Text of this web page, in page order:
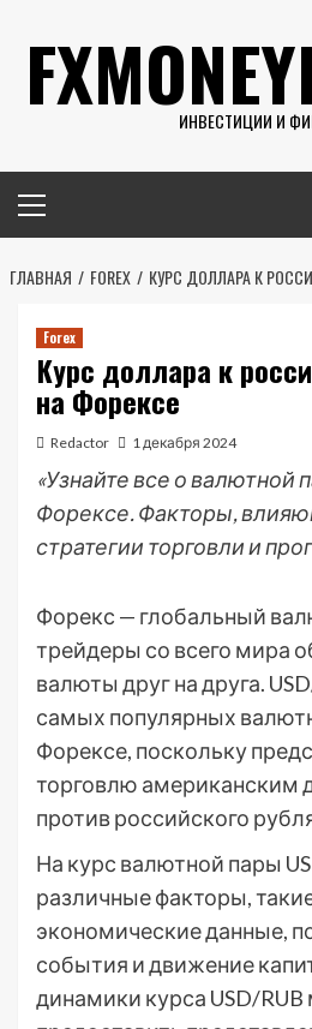
содержимому
ИНВЕСТИЦИИ И
меню
ГЛАВНАЯ FOREX КУРС ДОЛЛАРА К
Forex
Курс доллара к
на Форексе
Redactor 1 декабря 2024
«Узнайте все о валютной
Форексе. Факторы,
стратегии торговли и
Форекс — глобальный
трейдеры со всего мира
валюты друг на друга.
самых популярных
Форексе, поскольку
торговлю американским
против российского
На курс валютной пары
различные факторы,
экономические данные,
события и движение
динамики курса USD/